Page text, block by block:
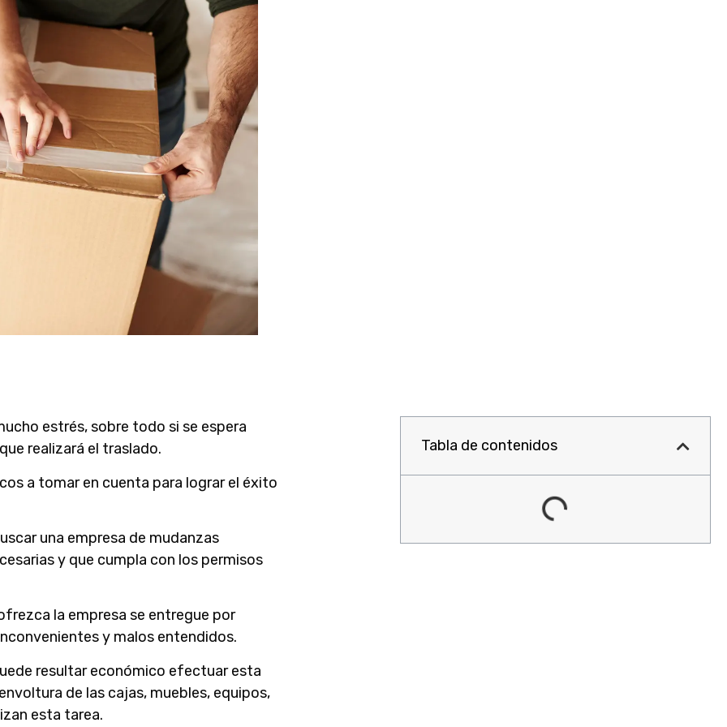
estrés, sobre todo si se espera
realizará el traslado.
a tomar en cuenta para lograr el éxito
una empresa de mudanzas
y que cumpla con los permisos
la empresa se entregue por
y malos entendidos.
resultar económico efectuar esta
de las cajas, muebles, equipos,
esta tarea.
Tabla de contenidos